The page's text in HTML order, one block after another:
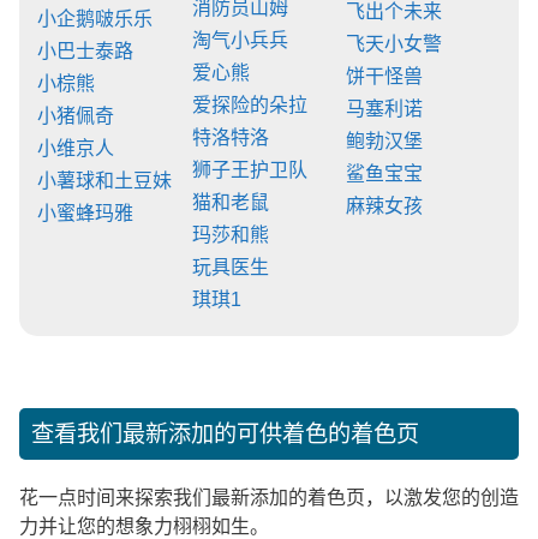
小企鹅啵乐乐
小巴士泰路
小棕熊
小猪佩奇
小维京人
小薯球和土豆妹
小蜜蜂玛雅
消防员山姆
淘气小兵兵
爱心熊
爱探险的朵拉
特洛特洛
狮子王护卫队
猫和老鼠
玛莎和熊
玩具医生
琪琪1
飞出个未来
飞天小女警
饼干怪兽
马塞利诺
鲍勃汉堡
鲨鱼宝宝
麻辣女孩
查看我们最新添加的可供着色的着色页
花一点时间来探索我们最新添加的着色页，以激发您的创造
力并让您的想象力栩栩如生。